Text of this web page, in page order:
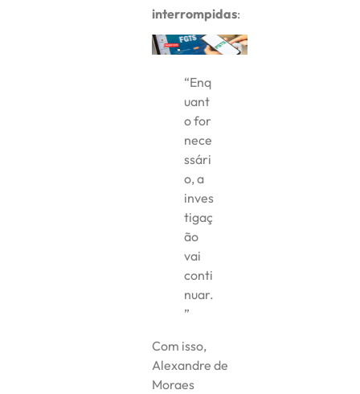
interrompidas:
“Enq
uant
o for
nece
ssári
o, a
inves
tigaç
ão
vai
conti
nuar.
”
Com isso,
Alexandre de
Moraes